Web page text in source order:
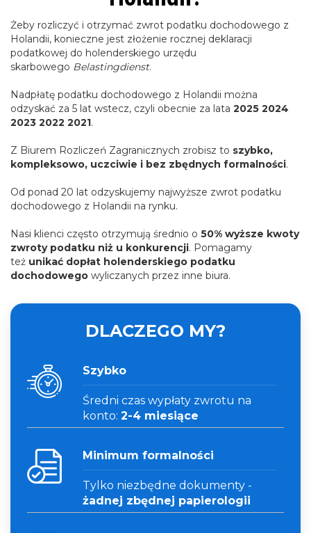
Żeby rozliczyć i otrzymać zwrot podatku dochodowego z
Holandii, konieczne jest złożenie rocznej deklaracji
podatkowej do holenderskiego urzędu
skarbowego Belastingdienst.
Nadpłatę podatku dochodowego z Holandii można
odzyskać za 5 lat wstecz, czyli obecnie za lata 2025 2024
2023 2022 2021.
Z Biurem Rozliczeń Zagranicznych zrobisz to szybko,
kompleksowo, uczciwie i bez zbędnych formalności.
Od ponad 20 lat odzyskujemy najwyższe zwrot podatku
dochodowego z Holandii na rynku.
Nasi klienci często otrzymują średnio o 50% wyższe kwoty
zwroty podatku niż u konkurencji. Pomagamy
też unikać dopłat holenderskiego podatku
dochodowego wyliczanych przez inne biura.
DLACZEGO MY?
Szybko
Średni czas wypłaty zwrotu na
konto: 2-4 miesiące
Minimum formalności
Tylko niezbędne dokumenty -
żadnej zbędnej papierologii